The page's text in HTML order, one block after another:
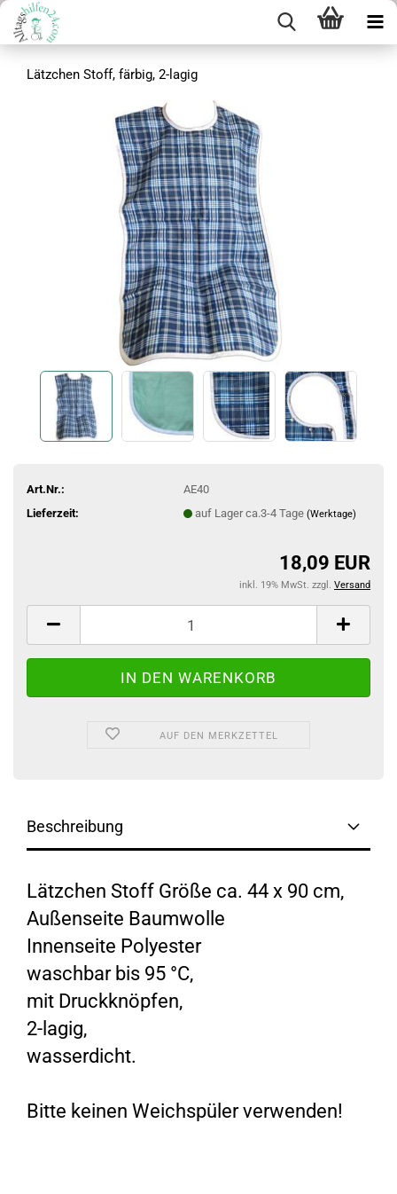
Lätzchen Stoff, färbig, 2-lagig
Art.Nr.:
AE40
Lieferzeit:
auf Lager ca.3-4 Tage (Werktage)
18,09 EUR
inkl. 19% MwSt. zzgl. Versand
AUF DEN MERKZETTEL
Beschreibung
Lätzchen Stoff Größe ca. 44 x 90 cm,
Außenseite Baumwolle
Innenseite Polyester
waschbar bis 95 °C,
mit Druckknöpfen,
2-lagig,
wasserdicht.
Bitte keinen Weichspüler verwenden!